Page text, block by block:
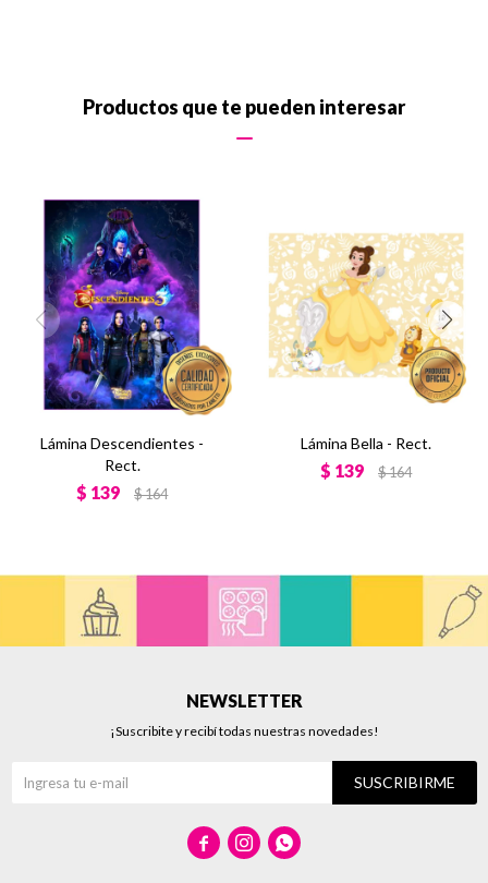
Productos que te pueden interesar
Lámina Descendientes -
Rect.
$ 139 $164
Lámina Bella - Rect.
$ 139 $164
NEWSLETTER
¡Suscribite y recibí todas nuestras novedades!
SUSCRIBIRME
  